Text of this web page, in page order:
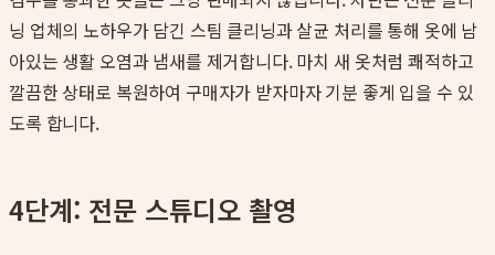
닝 업체의 노하우가 담긴 스팀 클리닝과 살균 처리를 통해 옷에 남
아있는 생활 오염과 냄새를 제거합니다. 마치 새 옷처럼 쾌적하고
깔끔한 상태로 복원하여 구매자가 받자마자 기분 좋게 입을 수 있
도록 합니다.
4단계: 전문 스튜디오 촬영